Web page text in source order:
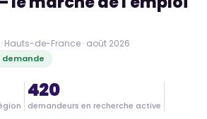
Hauts-de-France · août 2026
demande
420
demandeurs en recherche active